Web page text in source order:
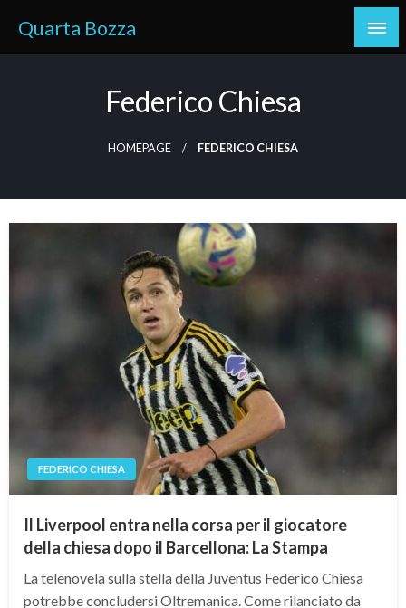
content
Quarta Bozza
Federico Chiesa
HOMEPAGE FEDERICO CHIESA
FEDERICO CHIESA
Il Liverpool entra nella corsa per il giocatore
della chiesa dopo il Barcellona: La Stampa
La telenovela sulla stella della Juventus Federico Chiesa
potrebbe concludersi Oltremanica. Come rilanciato da